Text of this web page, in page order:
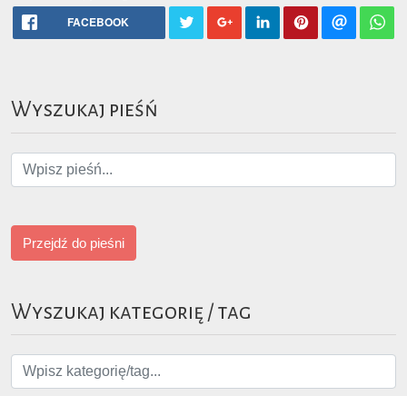
FACEBOOK
Wyszukaj pieśń
Przejdź do pieśni
Wyszukaj kategorię / tag